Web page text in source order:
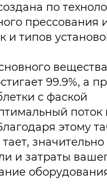
по
прессования
и типов
99.9%, а
с фаской
этому
и затраты